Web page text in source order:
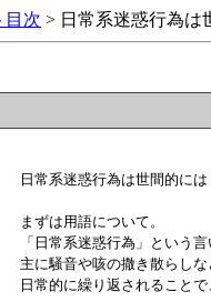
目次 > 日常系迷惑行為は
日常系迷惑行為は世間的には
まずは用語について。
「日常系迷惑行為」という言
主に騒音や咳の撒き散らしな
日常的に繰り返されることで